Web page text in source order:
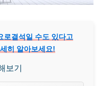
로결석일 수도 있다고
히 알아보세요!
보기